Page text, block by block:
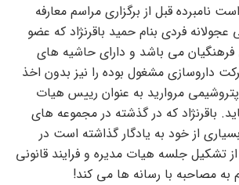
نامبرده قبل از برگزاری مراسم معارفه
فردی بنام حمید باقرنژاد که عضو
می باشد و دارای حاشیه های
داروسازی مشغول بوده را نیز بدون اخذ
مروارید به عنوان رییس هیات
باقرنژاد که در گذشته در مجموعه های
از خود به یادگار گذاشته است در
تشکیل جلسه هیات مدیره و فرایند قانونی
مصاحبه با رسانه ها می کند!